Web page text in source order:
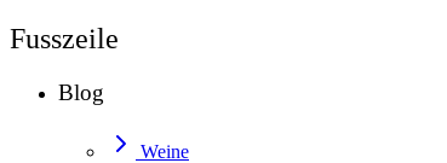
Fusszeile
Blog
Weine